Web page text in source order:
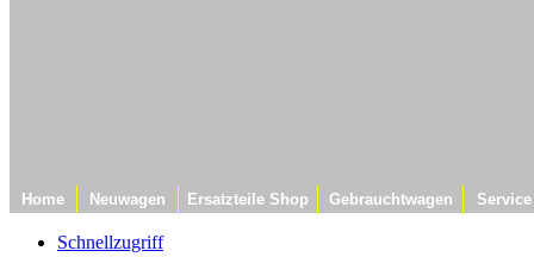
Home Neuwagen Ersatzteile Shop Gebrauchtwagen Service
Schnellzugriff